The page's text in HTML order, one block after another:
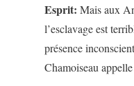
Esprit: Mais aux
l’esclavage est
présence
Chamoiseau